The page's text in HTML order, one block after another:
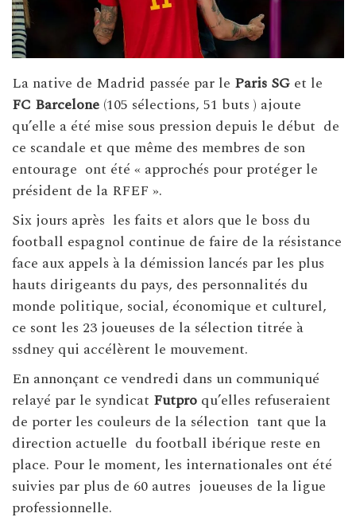
La native de Madrid passée par le Paris SG et le
FC Barcelone (105 sélections, 51 buts ) ajoute
qu’elle a été mise sous pression depuis le début de
ce scandale et que même des membres de son
entourage ont été « approchés pour protéger le
président de la RFEF ».
Six jours après les faits et alors que le boss du
football espagnol continue de faire de la résistance
face aux appels à la démission lancés par les plus
hauts dirigeants du pays, des personnalités du
monde politique, social, économique et culturel,
ce sont les 23 joueuses de la sélection titrée à
ssdney qui accélèrent le mouvement.
En annonçant ce vendredi dans un communiqué
relayé par le syndicat Futpro qu’elles refuseraient
de porter les couleurs de la sélection tant que la
direction actuelle du football ibérique reste en
place. Pour le moment, les internationales ont été
suivies par plus de 60 autres joueuses de la ligue
professionnelle.